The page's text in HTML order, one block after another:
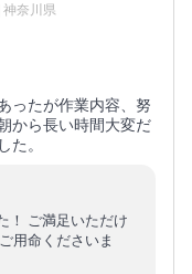
奈川県
ったが作業内容、努
から長い時間大変だ
た。
！ ご満足いただけ
用命くださいま